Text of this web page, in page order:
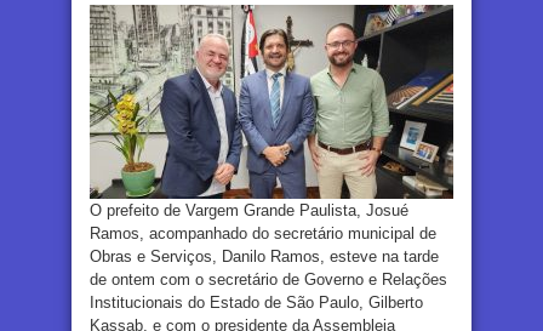
O prefeito de Vargem Grande Paulista, Josué
Ramos, acompanhado do secretário municipal de
Obras e Serviços, Danilo Ramos, esteve na tarde
de ontem com o secretário de Governo e Relações
Institucionais do Estado de São Paulo, Gilberto
Kassab, e com o presidente da Assembleia